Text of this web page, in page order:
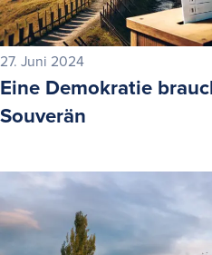
27. Juni 2024
Eine Demokratie
Souverän